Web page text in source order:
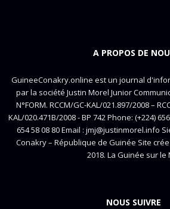
A PROPOS DE
GuineeConakry.online est un journal
par la société Justin Morel Junior
N°FORM. RCCM/GC-KAL/021.897/2008 –
KAL/020.471B/2008 - BP 742 Phone: (+224)
654 58 08 80 Email : jmj@justinmorel.info
Conakry – République de Guinée Site
2018. La Guinée sur le
NOUS SUIVRE